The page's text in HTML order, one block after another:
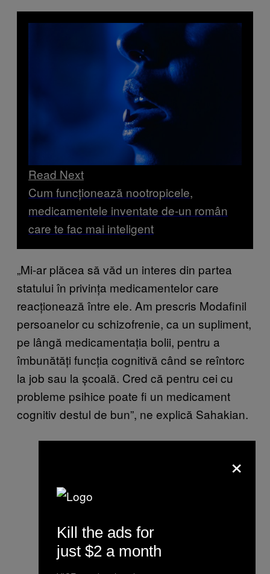
Read Next
Cum funcționează nootropicele,
medicamentele inventate de-un român
care te fac mai inteligent
„Mi-ar plăcea să văd un interes din partea
statului în privința medicamentelor care
reacționează între ele. Am prescris Modafinil
persoanelor cu schizofrenie, ca un supliment,
pe lângă medicamentația bolii, pentru a
îmbunătăți funcția cognitivă când se reîntorc
la job sau la școală. Cred că pentru cei cu
probleme psihice poate fi un medicament
cognitiv destul de bun”, ne explică Sahakian.
×
Kill the ads for
just $2 a month